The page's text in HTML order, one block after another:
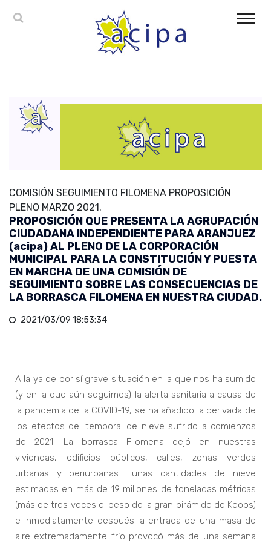
COMISIÓN SEGUIMIENTO FILOMENA PROPOSICIÓN
PLENO MARZO 2021.
PROPOSICIÓN QUE PRESENTA LA AGRUPACIÓN
CIUDADANA INDEPENDIENTE PARA ARANJUEZ
(acipa) AL PLENO DE LA CORPORACIÓN
MUNICIPAL PARA LA CONSTITUCIÓN Y PUESTA
EN MARCHA DE UNA COMISIÓN DE
SEGUIMIENTO SOBRE LAS CONSECUENCIAS DE
LA BORRASCA FILOMENA EN NUESTRA CIUDAD.
2021/03/09 18:53:34
A la ya de por sí grave situación en la que nos ha sumido
(y en la que aún seguimos) la alerta sanitaria a causa de
la pandemia de la COVID-19, se ha añadido la derivada de
los efectos del temporal de nieve sufrido a comienzos
de 2021. La borrasca Filomena dejó en nuestras
viviendas, edificios públicos, calles, zonas verdes
urbanas y periurbanas… unas cantidades de nieve
estimadas en más de 19 millones de toneladas métricas
(más de tres veces el peso de la gran pirámide de Keops)
e inmediatamente después la entrada de una masa de
aire extremadamente frío provocó más de una semana